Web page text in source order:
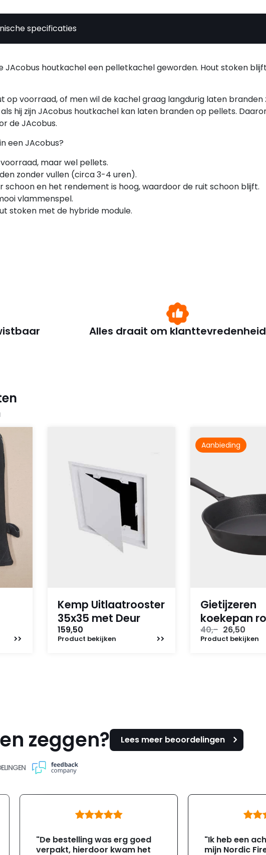
specificaties
JAcobus houtkachel een pelletkachel geworden. Hout stoken
op voorraad, of men wil de kachel graag langdurig laten branden
hij zijn JAcobus houtkachel kan laten branden op pellets.
de JAcobus.
een JAcobus?
maar wel pellets.
zonder vullen (circa 3-4 uren).
schoon en het rendement is hoog, waardoor de ruit schoon blijft.
vlammenspel.
stoken met de hybride module.
Alles draait om klanttevredenheid
Kemp Uitlaatrooster
35x35 met Deur
159,50
Product bekijken
Aanbieding
Gietijzeren
koekepan
40,-
prijs
26,50
prijs
Product bekijken
zeggen? Lees meer beoordelingen
"De bestelling was erg goed
verpakt, hierdoor kwam het
"Ik heb een
mijn Nordic